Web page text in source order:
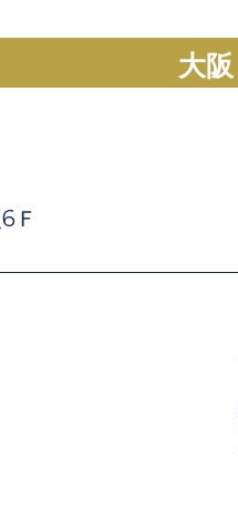
大阪
Ｆ